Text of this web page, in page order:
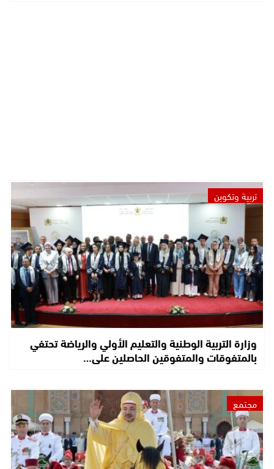
تربية وتكوين
وزارة التربية الوطنية والتعليم الأولي والرياضة تحتفي
بالمتفوقات والمتفوقين الحاصلين على…
مجتمع